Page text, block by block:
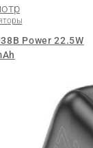
Power 22.5W